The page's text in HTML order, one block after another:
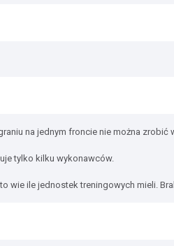
na jednym froncie nie można zrobić
tylko kilku wykonawców.
wie ile jednostek treningowych mieli.